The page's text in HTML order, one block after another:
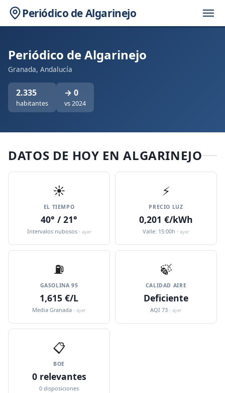
Periódico de Algarinejo
Periódico de Algarinejo
Granada, Andalucía
2.335
habitantes
→ 0
vs 2024
DATOS DE HOY EN ALGARINEJO
☀️
EL TIEMPO
40° / 21°
Intervalos nubosos · ayer
⚡
PRECIO LUZ
0,201 €/kWh
Valle: 15:00h · ayer
⛽️
GASOLINA 95
1,615 €/L
Media Granada · ayer
🍃
CALIDAD AIRE
Deficiente
AQI 73 · ayer
📋
BOE
0 relevantes
0 disposiciones